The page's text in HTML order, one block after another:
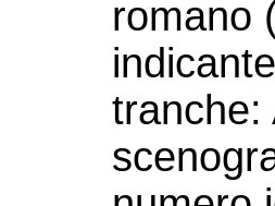
romano
tranche: